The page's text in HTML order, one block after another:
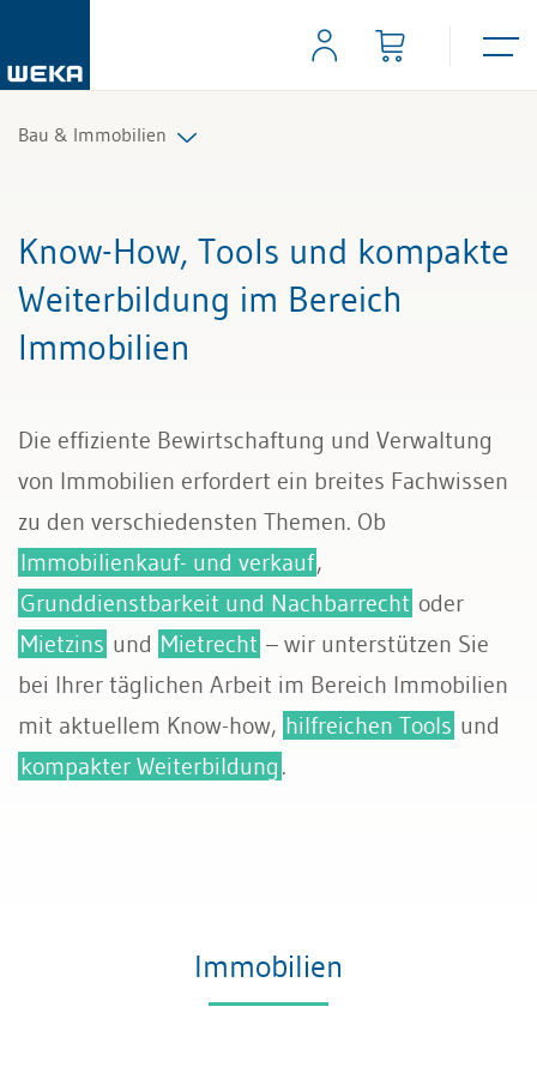
Bau & Immobilien
Bau
Know-How, Tools und kompakte
Weiterbildung im Bereich
Immobilien
Die effiziente Bewirtschaftung und Verwaltung
von Immobilien erfordert ein breites Fachwissen
zu den verschiedensten Themen. Ob
Immobilienkauf- und verkauf,
Grunddienstbarkeit und Nachbarrecht oder
Mietzins und Mietrecht – wir unterstützen Sie
bei Ihrer täglichen Arbeit im Bereich Immobilien
mit aktuellem Know-how, hilfreichen Tools und
kompakter Weiterbildung .
Immobilien